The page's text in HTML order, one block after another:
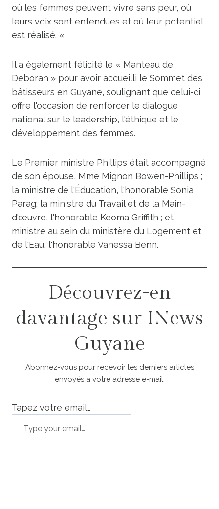
où les femmes peuvent vivre sans peur, où
leurs voix sont entendues et où leur potentiel
est réalisé. «
Il a également félicité le « Manteau de
Deborah » pour avoir accueilli le Sommet des
bâtisseurs en Guyane, soulignant que celui-ci
offre l'occasion de renforcer le dialogue
national sur le leadership, l'éthique et le
développement des femmes.
Le Premier ministre Phillips était accompagné
de son épouse, Mme Mignon Bowen-Phillips ;
la ministre de l'Éducation, l'honorable Sonia
Parag; la ministre du Travail et de la Main-
d'œuvre, l'honorable Keoma Griffith ; et
ministre au sein du ministère du Logement et
de l'Eau, l'honorable Vanessa Benn.
Découvrez-en
davantage sur INews
Guyane
Abonnez-vous pour recevoir les derniers articles
envoyés à votre adresse e-mail.
Tapez votre email…